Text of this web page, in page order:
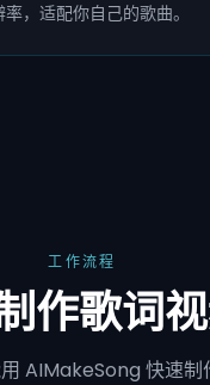
，适配你自己的歌曲。
工作流程
作歌词
AIMakeSong 快速制